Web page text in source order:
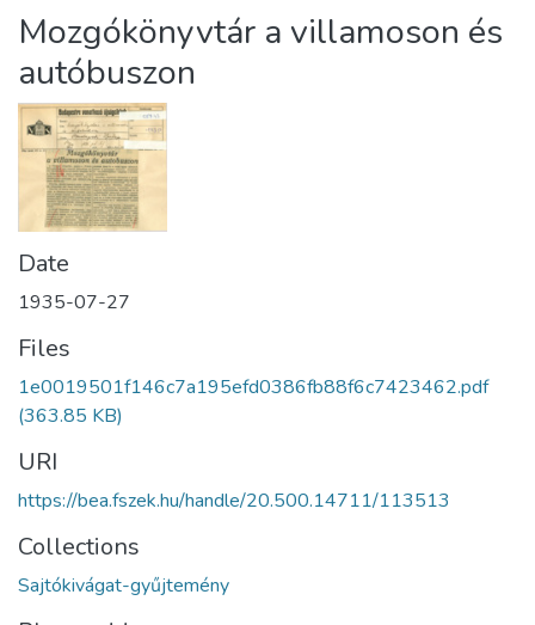
About us
Mozgókönyvtár a villamoson és
autóbuszon
Date
1935-07-27
Files
1e0019501f146c7a195efd0386fb88f6c7423462.pdf
(363.85 KB)
URI
https://bea.fszek.hu/handle/20.500.14711/113513
Collections
Sajtókivágat-gyűjtemény